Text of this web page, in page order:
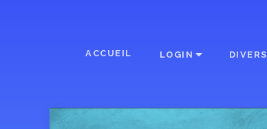
ACCUEIL LOGIN DIVERS